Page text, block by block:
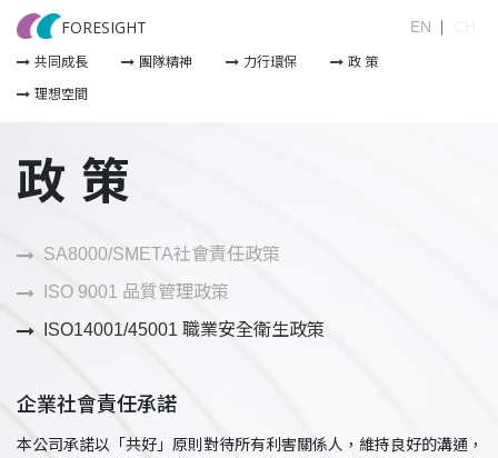
EN
FORESIGHT
共同成長 團隊精神 力行環保 政 策
理想空間
政 策
SA8000/SMETA社會責任政策
ISO 9001 品質管理政策
ISO14001/45001 職業安全衛生政策
企業社會責任承諾
本公司承諾以「共好」原則對待所有利害關係人，維持良好的溝通，